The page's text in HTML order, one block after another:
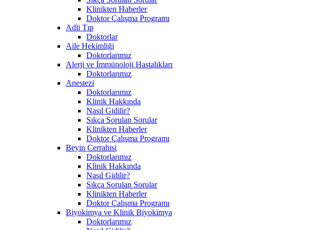
Klinikten Haberler
Doktor Çalışma Programı
Adli Tıp
Doktorlar
Aile Hekimliği
Doktorlarımız
Alerji ve İmmünoloji Hastalıkları
Doktorlarımız
Anestezi
Doktorlarımız
Klinik Hakkında
Nasıl Gidilir?
Sıkça Sorulan Sorular
Klinikten Haberler
Doktor Çalışma Programı
Beyin Cerrahisi
Doktorlarımız
Klinik Hakkında
Nasıl Gidilir?
Sıkça Sorulan Sorular
Klinikten Haberler
Doktor Çalışma Programı
Biyokimya ve Klinik Biyokimya
Doktorlarımız